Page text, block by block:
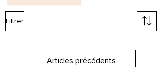
reproduisons pas de contenu protégé de
manière significative.
Filtrer
Articles précédents